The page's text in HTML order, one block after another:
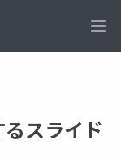
スライド